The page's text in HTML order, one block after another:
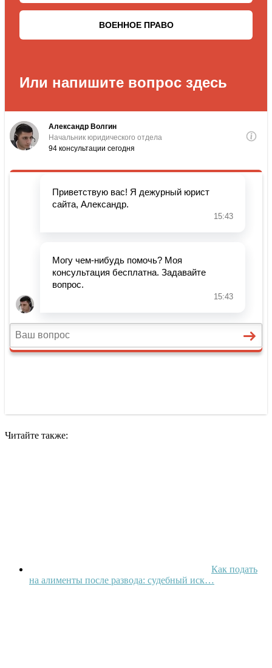
Читайте также:
Как подать
на алименты после развода: судебный иск…